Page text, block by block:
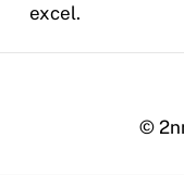
excel.
©